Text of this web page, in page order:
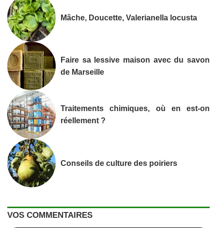
Mâche, Doucette, Valerianella locusta
Faire sa lessive maison avec du savon
de Marseille
Traitements chimiques, où en est-on
réellement ?
Conseils de culture des poiriers
VOS COMMENTAIRES